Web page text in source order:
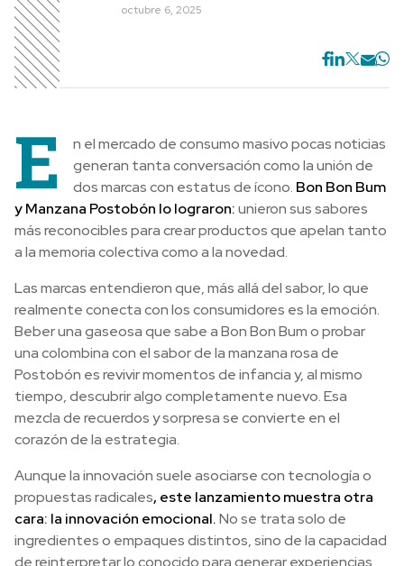
octubre 6, 2025
E
n el mercado de consumo masivo pocas noticias
generan tanta conversación como la unión de
dos marcas con estatus de ícono. Bon Bon Bum
y Manzana Postobón lo lograron:unieron sus sabores
más reconocibles para crear productos que apelan tanto
a la memoria colectiva como a la novedad.
Las marcas entendieron que, más allá del sabor, lo que
realmente conecta con los consumidores es la emoción.
Beber una gaseosa que sabe a Bon Bon Bum o probar
una colombina con el sabor de la manzana rosa de
Postobón es revivir momentos de infancia y, al mismo
tiempo, descubrir algo completamente nuevo. Esa
mezcla de recuerdos y sorpresa se convierte en el
corazón de la estrategia.
Aunque la innovación suele asociarse con tecnología o
propuestas radicales, este lanzamiento muestra otra
cara: la innovación emocional.No se trata solo de
ingredientes o empaques distintos, sino de la capacidad
de reinterpretar lo conocido para generar experiencias